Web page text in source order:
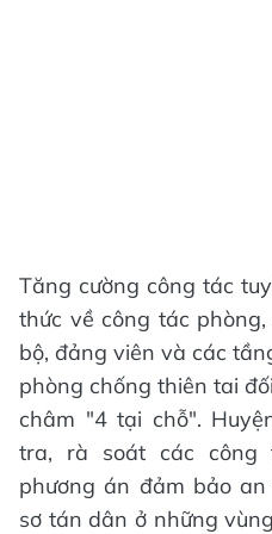
Tăng cường công tác
thức về công tác
bộ, đảng viên và các
phòng chống thiên tai
châm "4 tại chỗ".
tra, rà soát các công
phương án đảm bảo
sơ tán dân ở những